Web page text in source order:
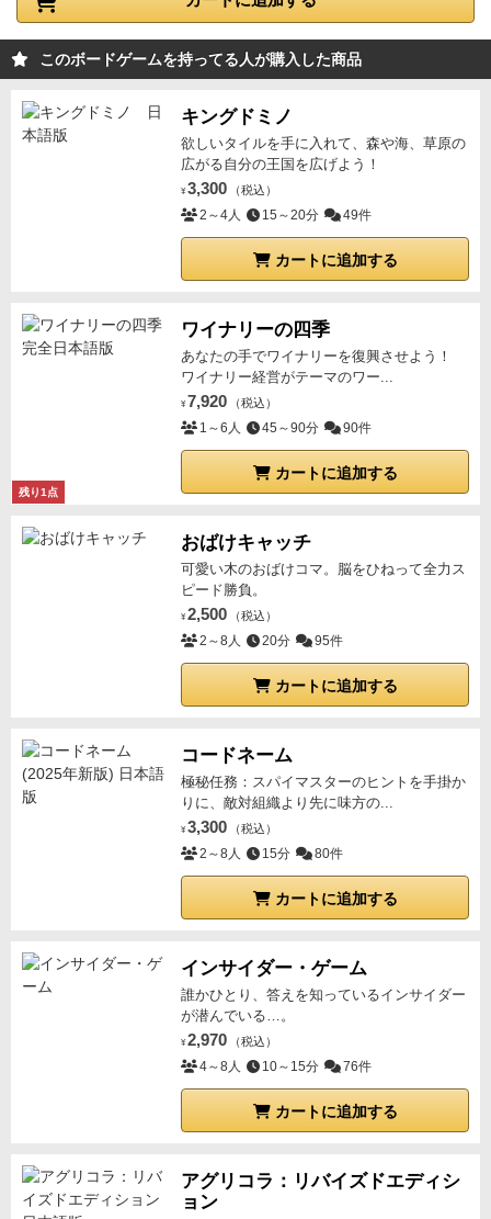
ている』等、勝利条件が多く、気を付けていても最後
普通にコマを選んで並べられるわけではありません。
これらは、【相手が選んだコマを置いていかなければ
ならない】ルールになっています。相手からコマを受
け取る ⇒ コマを置く ⇒ 相手にコマを渡す ⇒ 相手が
コマを置く ⇒ 相手からコマを受け取る…の繰り返し
そのため、後々条件が詰んできて、あ
っ！と思ったときにはすでに遅く、自ら相手の勝ちに
増です。5歳の息子もルールは理解できてやっていま
す。
ただ、勝利条件すべてに目を光らせるのは難しい
ようで、少し手加減が必要でした。木製のコマも美し
く、触りたくなります。このコマをいじりたくてゲー
このボードゲームを持ってる人が購入した商品
キングドミノ
欲しいタイルを手に入れて、森や海、草原の
広がる自分の王国を広げよう！
¥ 3,300 （税込）
2～4人 15～20分 49件
カートに追加する
残り1点
ワイナリーの四季
あなたの手でワイナリーを復興させよう！
ワイナリー経営がテーマのワー...
¥ 7,920 （税込）
1～6人 45～90分 90件
カートに追加する
おばけキャッチ
可愛い木のおばけコマ。脳をひねって全力ス
ピード勝負。
¥ 2,500 （税込）
2～8人 20分 95件
カートに追加する
コードネーム
極秘任務：スパイマスターのヒントを手掛か
りに、敵対組織より先に味方の...
¥ 3,300 （税込）
2～8人 15分 80件
カートに追加する
インサイダー・ゲーム
誰かひとり、答えを知っているインサイダー
が潜んでいる…。
¥ 2,970 （税込）
4～8人 10～15分 76件
カートに追加する
アグリコラ：リバイズドエディシ
ョン